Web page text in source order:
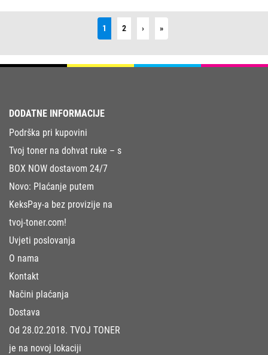
1 2 ›Next »Last
DODATNE INFORMACIJE
Podrška pri kupovini
Tvoj toner na dohvat ruke – s
BOX NOW dostavom 24/7
Novo: Plaćanje putem
KeksPay-a bez provizije na
tvoj-toner.com!
Uvjeti poslovanja
O nama
Kontakt
Načini plaćanja
Dostava
Od 28.02.2018. TVOJ TONER
je na novoj lokaciji